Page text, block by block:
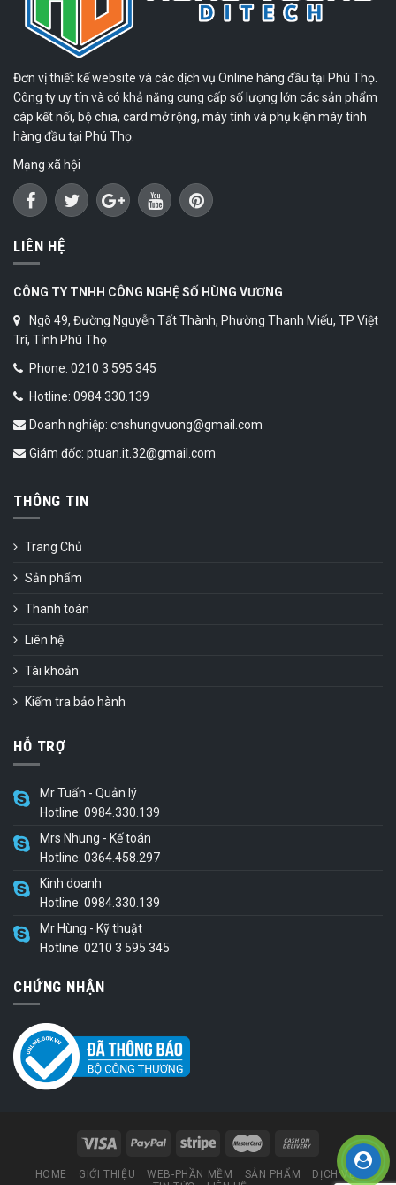
Đơn vị thiết kế website và các dịch vụ Online hàng đầu tại Phú Thọ.
Công ty uy tín và có khả năng cung cấp số lượng lớn các sản phẩm
cáp kết nối, bộ chia, card mở rộng, máy tính và phụ kiện máy tính
hàng đầu tại Phú Thọ.
Mạng xã hội
LIÊN HỆ
CÔNG TY TNHH CÔNG NGHỆ SỐ HÙNG VƯƠNG
Ngõ 49, Đường Nguyễn Tất Thành, Phường Thanh Miếu, TP Việt
Trì, Tỉnh Phú Thọ
Phone: 0210 3 595 345
Hotline: 0984.330.139
Doanh nghiệp: cnshungvuong@gmail.com
Giám đốc: ptuan.it.32@gmail.com
THÔNG TIN
Trang Chủ
Sản phẩm
Thanh toán
Liên hệ
Tài khoản
Kiểm tra bảo hành
HỖ TRỢ
Mr Tuấn - Quản lý
Hotline: 0984.330.139
Mrs Nhung - Kế toán
Hotline: 0364.458.297
Kinh doanh
Hotline: 0984.330.139
Mr Hùng - Kỹ thuật
Hotline: 0210 3 595 345
CHỨNG NHẬN
HOME GIỚI THIỆU WEB-PHẦN MỀM SẢN PHẨM
DỊCH VỤ